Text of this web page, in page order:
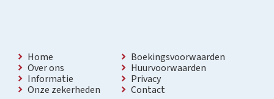
Home
Over ons
Informatie
Onze zekerheden
Boekingsvoorwaarden
Huurvoorwaarden
Privacy
Contact